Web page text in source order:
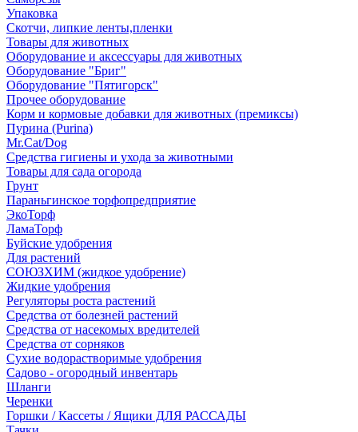
Упаковка
Скотчи, липкие ленты,пленки
Товары для животных
Оборудование и аксессуары для животных
Оборудование "Бриг"
Оборудование "Пятигорск"
Прочее оборудование
Корм и кормовые добавки для животных (премиксы)
Пурина (Purina)
Mr.Cat/Dog
Средства гигиены и ухода за животными
Товары для сада огорода
Грунт
Параньгинское торфопредприятие
ЭкоТорф
ЛамаТорф
Буйские удобрения
Для растений
СОЮЗХИМ (жидкое удобрение)
Жидкие удобрения
Регуляторы роста растений
Средства от болезней растений
Средства от насекомых вредителей
Средства от сорняков
Сухие водорастворимые удобрения
Садово - огородный инвентарь
Шланги
Черенки
Горшки / Кассеты / Ящики ДЛЯ РАССАДЫ